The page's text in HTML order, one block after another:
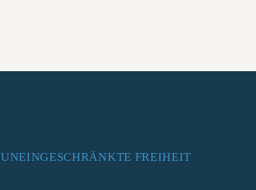
UNEINGESCHRÄNKTE FREIHEIT